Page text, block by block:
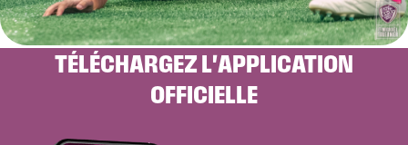
TÉLÉCHARGEZ L'APPLICATION
OFFICIELLE